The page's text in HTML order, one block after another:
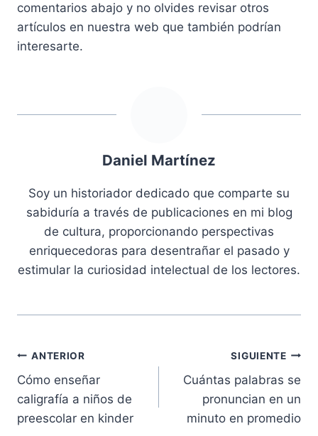
comentarios abajo y no olvides revisar otros
artículos en nuestra web que también podrían
interesarte.
Daniel Martínez
Soy un historiador dedicado que comparte su
sabiduría a través de publicaciones en mi blog
de cultura, proporcionando perspectivas
enriquecedoras para desentrañar el pasado y
estimular la curiosidad intelectual de los lectores.
Navegación
de
entradas
ANTERIOR
Cómo enseñar
caligrafía a niños de
preescolar en kinder
SIGUIENTE
Cuántas palabras se
pronuncian en un
minuto en promedio